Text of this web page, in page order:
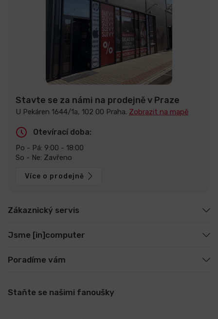
Stavte se za námi na prodejně v Praze
U Pekáren 1644/1a, 102 00 Praha. Zobrazit na mapě
Otevírací doba:
Po - Pá: 9:00 - 18:00
So - Ne: Zavřeno
Více o prodejně
Zákaznický servis
Jsme [in]computer
Poradíme vám
Staňte se našimi fanoušky